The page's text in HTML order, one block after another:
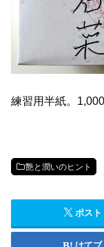
練習用半紙。
艶と潤いのヒント
ポスト